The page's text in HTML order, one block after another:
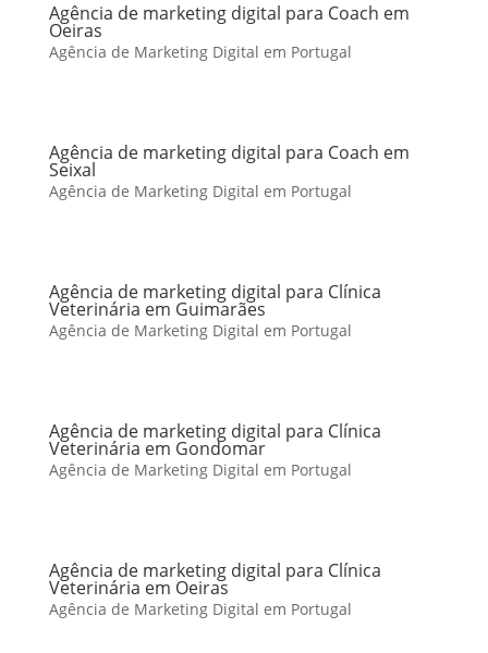
Agência de marketing digital para Coach em
Oeiras
Agência de Marketing Digital em Portugal
Agência de marketing digital para Coach em
Seixal
Agência de Marketing Digital em Portugal
Agência de marketing digital para Clínica
Veterinária em Guimarães
Agência de Marketing Digital em Portugal
Agência de marketing digital para Clínica
Veterinária em Gondomar
Agência de Marketing Digital em Portugal
Agência de marketing digital para Clínica
Veterinária em Oeiras
Agência de Marketing Digital em Portugal